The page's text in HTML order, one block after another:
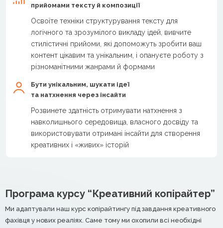
прийомами тексту й композиції
Освоїте техніки структурування тексту для
логічного та зрозумілого викладу ідей, вивчите
стилістичні прийоми, які допоможуть зробити ваш
контент цікавим та унікальним, і опануєте роботу з
різноманітними жанрами й формами
Бути унікальним, шукати ідеї
та натхнення через інсайти
Розвинете здатність отримувати натхнення з
навколишнього середовища, власного досвіду та
використовувати отримані інсайти для створення
креативних і «живих» історій
Програма курсу “Креативний копірайтер”
Ми адаптували наш курс копірайтингу під завдання креативного
фахівця у нових реаліях. Саме тому ми охопили всі необхідні